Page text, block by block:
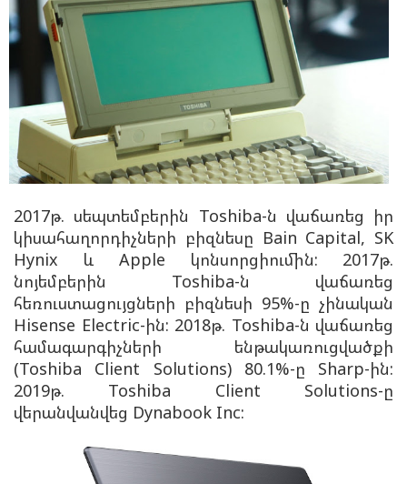
2017թ. սեպտեմբերին Toshiba-ն վաճառեց իր
կիսահաղորդիչների բիզնեսը Bain Capital, SK
Hynix և Apple կոնսորցիումին: 2017թ.
նոյեմբերին Toshiba-ն վաճառեց
հեռուստացույցների բիզնեսի 95%-ը չինական
Hisense Electric-ին: 2018թ. Toshiba-ն վաճառեց
համագարգիչների ենթակառուցվածքի
(Toshiba Client Solutions) 80.1%-ը Sharp-ին:
2019թ. Toshiba Client Solutions-ը
վերանվանվեց Dynabook Inc: